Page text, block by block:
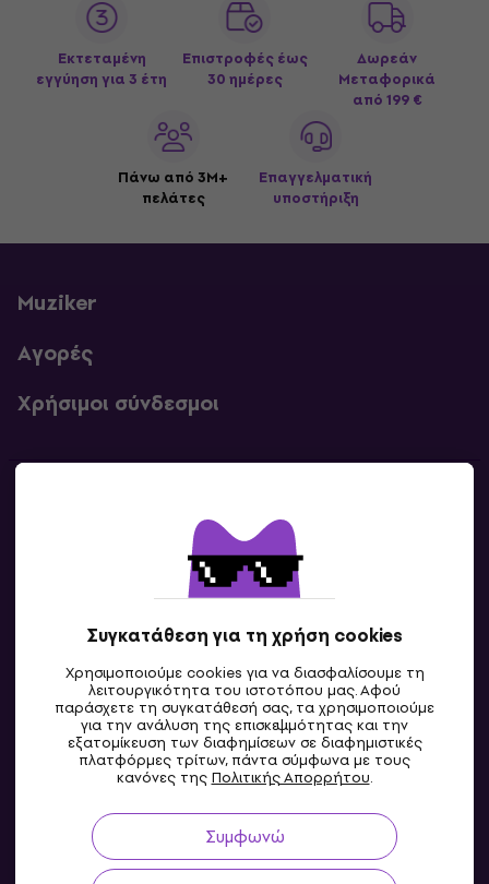
Συγκατάθεση για τη χρήση cookies
Χρησιμοποιούμε cookies για να διασφαλίσουμε τη
λειτουργικότητα του ιστοτόπου μας. Αφού
παράσχετε τη συγκατάθεσή σας, τα χρησιμοποιούμε
για την ανάλυση της επισκεψιμότητας και την
εξατομίκευση των διαφημίσεων σε διαφημιστικές
πλατφόρμες τρίτων, πάντα σύμφωνα με τους
κανόνες τηςΠολιτικής Απορρήτου.
Συμφωνώ
Εκτεταμένη
εγγύηση για 3 έτη
Επιστροφές έως
30 ημέρες
Δωρεάν
Μεταφορικά
από 199 €
Πάνω από 3M+
πελάτες
Επαγγελματική
υποστήριξη
Muziker
Αγορές
Χρήσιμοι σύνδεσμοι
Επικοινωνία
GR